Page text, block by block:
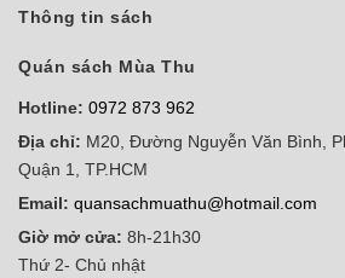
Thông tin sách
Quán sách Mùa Thu
Hotline: 0972 873 962
Địa chỉ: M20, Đường Nguyễn Văn Bình,
Quận 1, TP.HCM
Email: quansachmuathu@hotmail.com
Giờ mở cửa: 8h-21h30
Thứ 2- Chủ nhật